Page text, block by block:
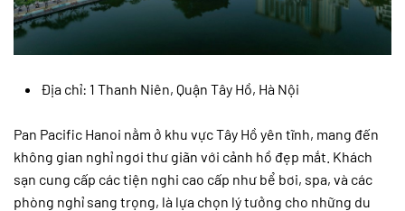
Địa chỉ: 1 Thanh Niên, Quận Tây Hồ, Hà Nội
Pan Pacific Hanoi nằm ở khu vực Tây Hồ yên tĩnh, mang đến
không gian nghỉ ngơi thư giãn với cảnh hồ đẹp mắt. Khách
sạn cung cấp các tiện nghi cao cấp như bể bơi, spa, và các
phòng nghỉ sang trọng, là lựa chọn lý tưởng cho những du